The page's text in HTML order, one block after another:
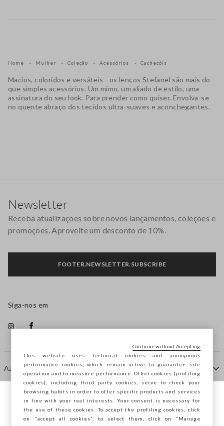
Home Mulher Coleção Acessórios Cachecóis
Macios, coloridos e versáteis - os lenços Stefanel são mais do
que simples acessórios. Um mimo, um aliado de estilo, uma
assinatura do seu look. Para prender como quiser. Envolva-se
no quente abraço dos tecidos ultra-suaves e aconchegantes.
AJUDA
EMPRESA
Newsletter
Receba atualizações sobre novos lançamentos, coleções e
promoções. Aproveite um desconto de 10%.
FOOTER.NEWSLETTER.SUBSCRIBE
Siga-nos em
Está a navegar na STEFANEL Portugal,
deseja guardar a sua localização?
This website uses technical cookies and anonymous
performance cookies, which remain active to guarantee site
operation and to measure performance. Other cookies (profiling
cookies), including third party cookies, serve to check your
browsing habits in order to offer specific products and services
in line with your real interests. Your consent is necessary for
the use of these cookies. To accept the profiling cookies, click
on "accept all cookies”, to select them, click on “Manage
Continue without Accepting